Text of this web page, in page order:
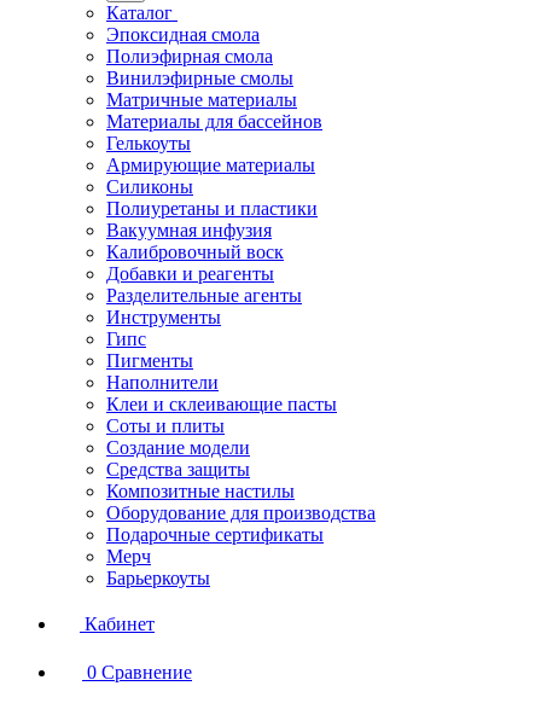
Каталог
Эпоксидная смола
Полиэфирная смола
Винилэфирные смолы
Матричные материалы
Материалы для бассейнов
Гелькоуты
Армирующие материалы
Силиконы
Полиуретаны и пластики
Вакуумная инфузия
Калибровочный воск
Добавки и реагенты
Разделительные агенты
Инструменты
Гипс
Пигменты
Наполнители
Клеи и склеивающие пасты
Соты и плиты
Создание модели
Средства защиты
Композитные настилы
Оборудование для производства
Подарочные сертификаты
Мерч
Барьеркоуты
Кабинет
0 Сравнение